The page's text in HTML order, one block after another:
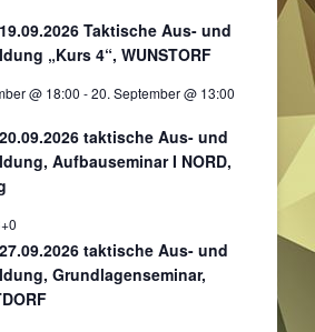
Taktische Aus- und
„Kurs 4“, WUNSTORF
@ 18:00 -20. September @ 13:00
taktische Aus- und
Aufbauseminar I NORD,
taktische Aus- und
Grundlagenseminar,